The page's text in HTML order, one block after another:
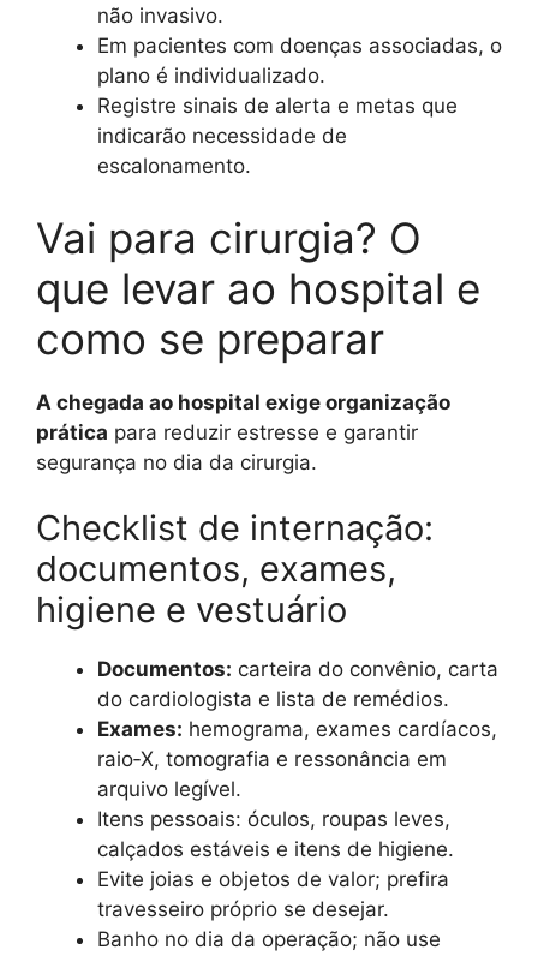
não invasivo.
Em pacientes com doenças associadas, o
plano é individualizado.
Registre sinais de alerta e metas que
indicarão necessidade de
escalonamento.
Vai para cirurgia? O
que levar ao hospital e
como se preparar
A chegada ao hospital exige organização
prática para reduzir estresse e garantir
segurança no dia da cirurgia.
Checklist de internação:
documentos, exames,
higiene e vestuário
Documentos: carteira do convênio, carta
do cardiologista e lista de remédios.
Exames: hemograma, exames cardíacos,
raio‑X, tomografia e ressonância em
arquivo legível.
Itens pessoais: óculos, roupas leves,
calçados estáveis e itens de higiene.
Evite joias e objetos de valor; prefira
travesseiro próprio se desejar.
Banho no dia da operação; não use